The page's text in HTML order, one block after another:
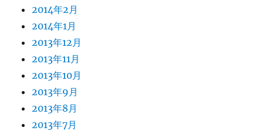
2014年2月
2014年1月
2013年12月
2013年11月
2013年10月
2013年9月
2013年8月
2013年7月